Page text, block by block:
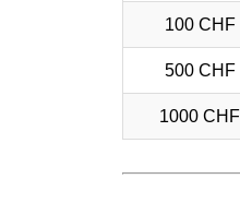
100 CHF
500 CHF
1000 CHF